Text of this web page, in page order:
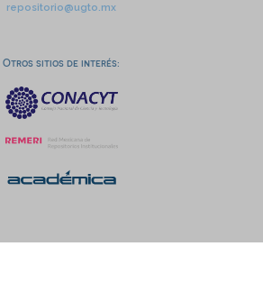
repositorio@ugto.mx
Otros sitios de interés: